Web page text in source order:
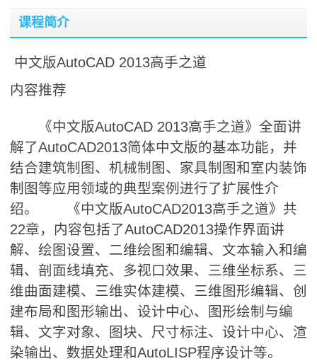
课程简介
中文版AutoCAD 2013高手之道
内容推荐
《中文版AutoCAD 2013高手之道》全面讲
解了AutoCAD2013简体中文版的基本功能，并
结合建筑制图、机械制图、家具制图和室内装饰
制图等应用领域的典型案例进行了扩展性介
绍。 《中文版AutoCAD2013高手之道》共
22章，内容包括了AutoCAD2013操作界面讲
解、绘图设置、二维绘图和编辑、文本输入和编
辑、剖面线填充、多视口效果、三维坐标系、三
维曲面建模、三维实体建模、三维图形编辑、创
建布局和图形输出、设计中心、图形绘制与编
辑、文字对象、图块、尺寸标注、设计中心、渲
染输出、数据处理和AutoLISP程序设计等。